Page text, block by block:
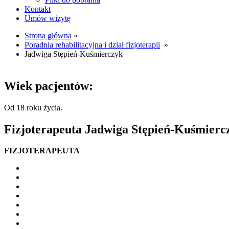
Kontakt
Umów wizytę
Strona główna »
Poradnia rehabilitacyjna i dział fizjoterapii »
Jadwiga Stępień-Kuśmierczyk
Wiek pacjentów:
Od 18 roku życia.
Fizjoterapeuta Jadwiga Stępień-
FIZJOTERAPEUTA